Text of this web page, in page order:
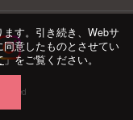
す。引き続き、Webサ
意したものとさせてい
」をご覧ください。